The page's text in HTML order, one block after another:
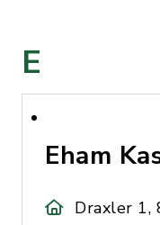
E
Eham
Draxler 1,